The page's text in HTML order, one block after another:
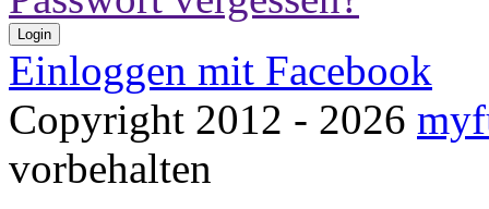
Login
Einloggen mit Facebook
Copyright 2012 - 2026
vorbehalten